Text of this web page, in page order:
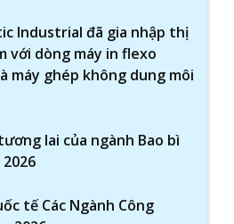
Industrial đã gia nhập thị
với dòng máy in flexo
máy ghép không dung môi
lai của ngành Bao bì
tế Các Ngành Công